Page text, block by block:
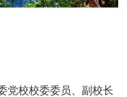
党校校委委员、副校长